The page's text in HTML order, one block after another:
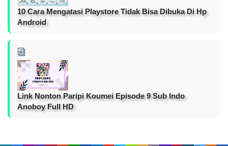
10 Cara Mengatasi Playstore Tidak Bisa Dibuka Di Hp
Android
Link Nonton Paripi Koumei Episode 9 Sub Indo
Anoboy Full HD